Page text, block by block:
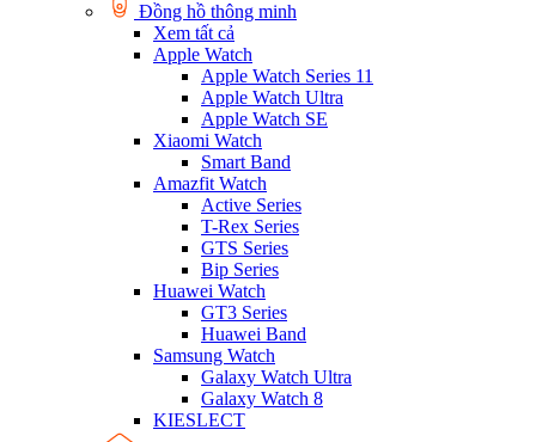
Đồng hồ thông minh
Xem tất cả
Apple Watch
Apple Watch Series 11
Apple Watch Ultra
Apple Watch SE
Xiaomi Watch
Smart Band
Amazfit Watch
Active Series
T-Rex Series
GTS Series
Bip Series
Huawei Watch
GT3 Series
Huawei Band
Samsung Watch
Galaxy Watch Ultra
Galaxy Watch 8
KIESLECT